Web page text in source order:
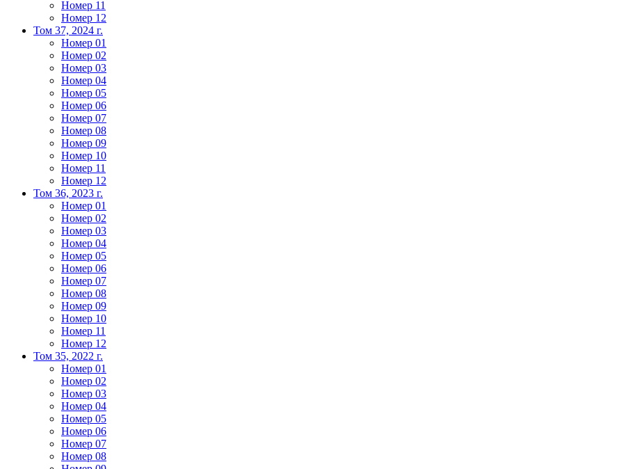
Номер 11
Номер 12
Том 37, 2024 г.
Номер 01
Номер 02
Номер 03
Номер 04
Номер 05
Номер 06
Номер 07
Номер 08
Номер 09
Номер 10
Номер 11
Номер 12
Том 36, 2023 г.
Номер 01
Номер 02
Номер 03
Номер 04
Номер 05
Номер 06
Номер 07
Номер 08
Номер 09
Номер 10
Номер 11
Номер 12
Том 35, 2022 г.
Номер 01
Номер 02
Номер 03
Номер 04
Номер 05
Номер 06
Номер 07
Номер 08